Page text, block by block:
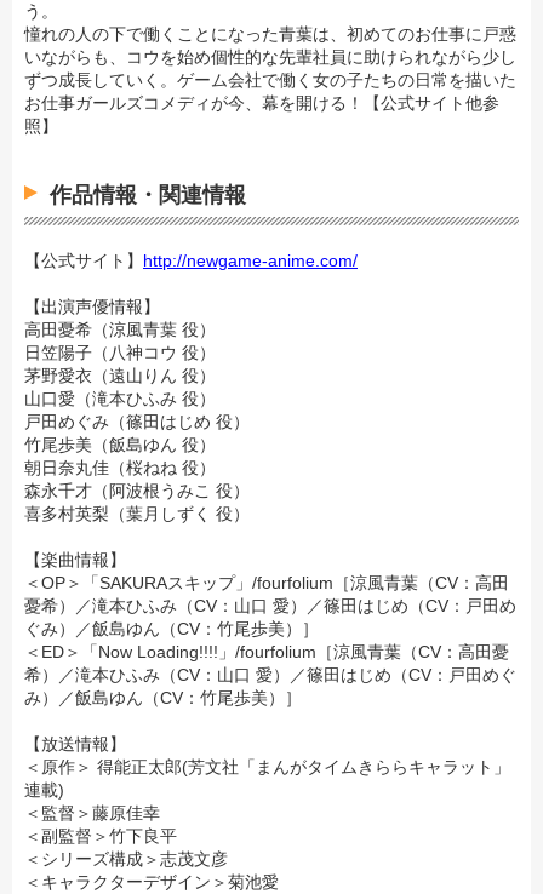
う。
憧れの人の下で働くことになった青葉は、初めてのお仕事に戸惑
いながらも、コウを始め個性的な先輩社員に助けられながら少し
ずつ成長していく。ゲーム会社で働く女の子たちの日常を描いた
お仕事ガールズコメディが今、幕を開ける！【公式サイト他参
照】
作品情報・関連情報
【公式サイト】 http://newgame-anime.com/
【出演声優情報】
高田憂希（涼風青葉 役）
日笠陽子（八神コウ 役）
茅野愛衣（遠山りん 役）
山口愛（滝本ひふみ 役）
戸田めぐみ（篠田はじめ 役）
竹尾歩美（飯島ゆん 役）
朝日奈丸佳（桜ねね 役）
森永千才（阿波根うみこ 役）
喜多村英梨（葉月しずく 役）
【楽曲情報】
＜OP＞「SAKURAスキップ」/fourfolium［涼風青葉（CV：高田
憂希）／滝本ひふみ（CV：山口 愛）／篠田はじめ（CV：戸田め
ぐみ）／飯島ゆん（CV：竹尾歩美）］
＜ED＞「Now Loading!!!!」/fourfolium［涼風青葉（CV：高田憂
希）／滝本ひふみ（CV：山口 愛）／篠田はじめ（CV：戸田めぐ
み）／飯島ゆん（CV：竹尾歩美）］
【放送情報】
＜原作＞ 得能正太郎(芳文社「まんがタイムきららキャラット」
連載)
＜監督＞藤原佳幸
＜副監督＞竹下良平
＜シリーズ構成＞志茂文彦
＜キャラクターデザイン＞菊池愛